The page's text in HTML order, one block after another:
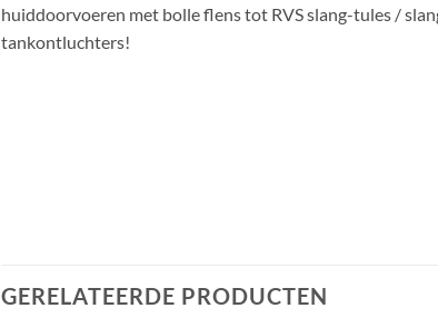
huiddoorvoeren met bolle flens tot RVS slang-tules /
tankontluchters!
GERELATEERDE PRODUCTEN